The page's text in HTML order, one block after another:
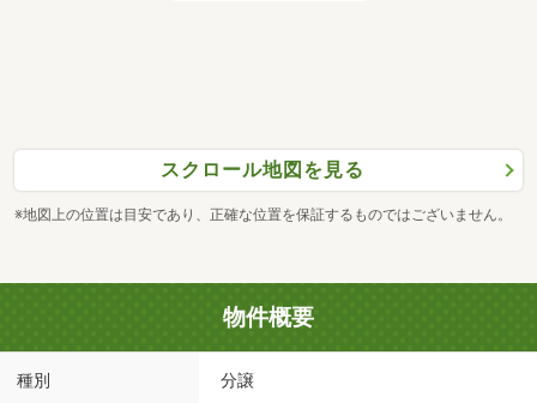
スクロール地図を見る
※地図上の位置は目安であり、正確な位置を保証するものではございません。
物件概要
種別 分譲